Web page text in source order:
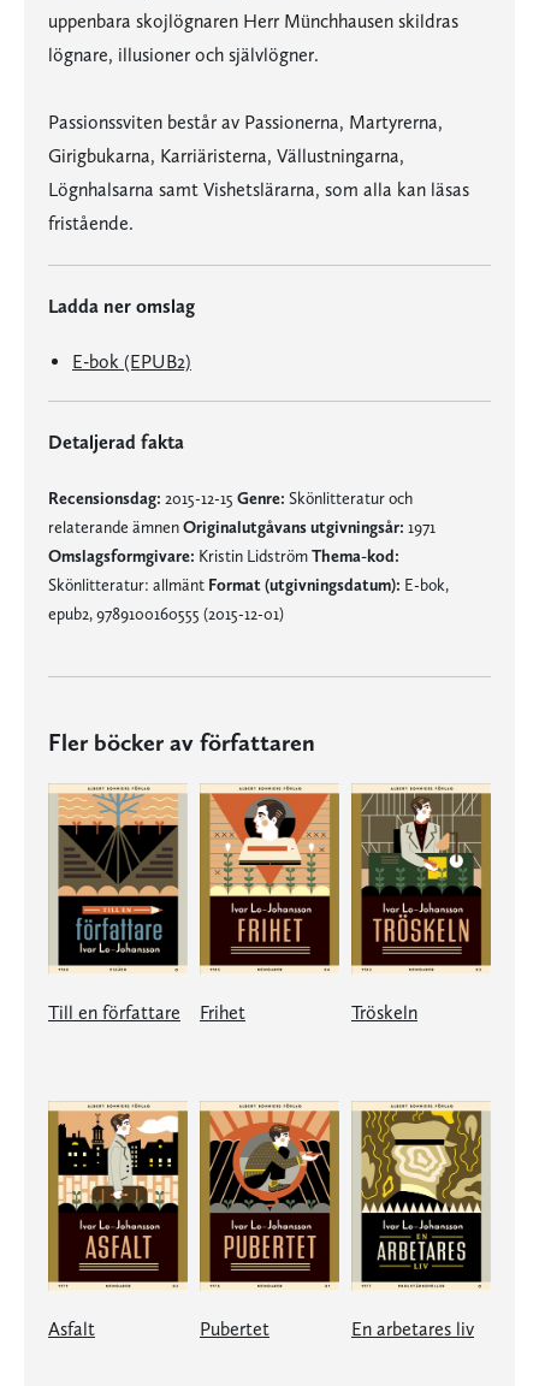
uppenbara skojlögnaren Herr Münchhausen skildras
lögnare, illusioner och självlögner.
Passionssviten består av Passionerna, Martyrerna,
Girigbukarna, Karriäristerna, Vällustningarna,
Lögnhalsarna samt Vishetslärarna, som alla kan läsas
fristående.
Ladda ner omslag
E-bok (EPUB2)
Detaljerad fakta
Recensionsdag: 2015-12-15 Genre: Skönlitteratur och
relaterande ämnenOriginalutgåvans utgivningsår: 1971
Omslagsformgivare: Kristin LidströmThema-kod:
Skönlitteratur: allmänt Format (utgivningsdatum): E-bok,
epub2, 9789100160555 (2015-12-01)
Fler böcker av författaren
Till en författare Frihet Tröskeln
Asfalt Pubertet En arbetares liv